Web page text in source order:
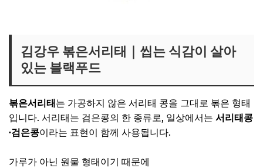
김강우 볶은서리태｜씹는 식감이 살아
있는 블랙푸드
볶은서리태는 가공하지 않은 서리태 콩을 그대로 볶은 형태
입니다. 서리태는 검은콩의 한 종류로, 일상에서는 서리태콩
·검은콩이라는 표현이 함께 사용됩니다.
가루가 아닌 원물 형태이기 때문에